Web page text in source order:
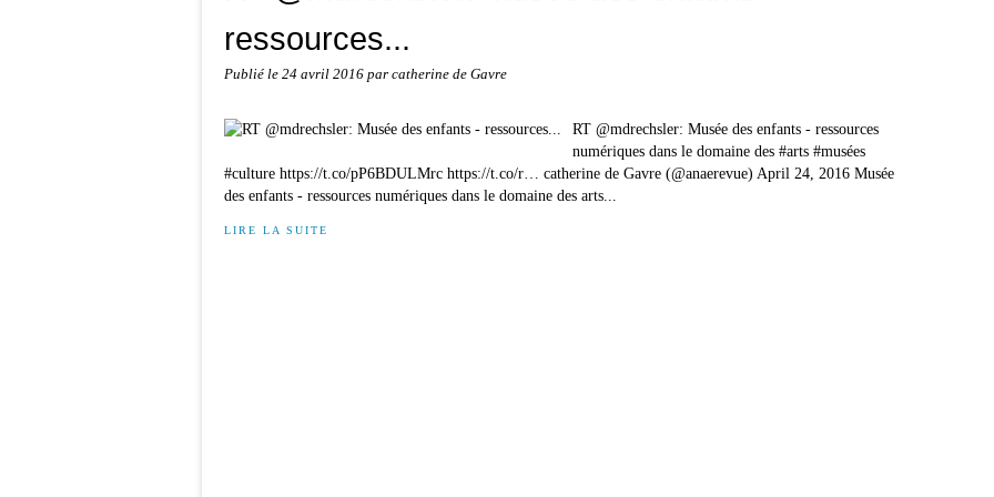
ressources...
Publié le 24 avril 2016 par catherine de Gavre
RT @mdrechsler: Musée des enfants - ressources
numériques dans le domaine des #arts #musées
#culture https://t.co/pP6BDULMrc https://t.co/r… catherine de Gavre (@anaerevue) April 24, 2016 Musée
des enfants - ressources numériques dans le domaine des arts...
LIRE LA SUITE